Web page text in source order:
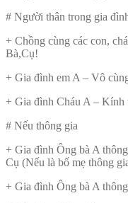
# Người thân trong gia
+ Chồng cùng các con,
Bà,Cụ!
+ Gia đình em A – Vô
+ Gia đình Cháu A – Kính
# Nếu thông gia
+ Gia đình Ông bà A
Cụ (Nếu là bố mẹ thông
+ Gia đình Ông bà A